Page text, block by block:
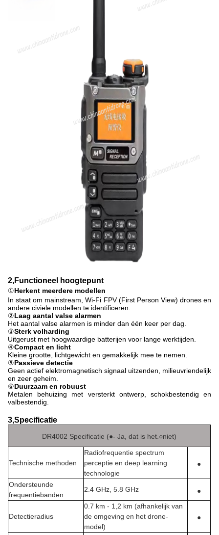
2,Functioneel hoogtepunt
①Herkent meerdere modellen
In staat om mainstream, Wi-Fi FPV (First Person View) drones en
andere civiele modellen te identificeren.
②Laag aantal valse alarmen
Het aantal valse alarmen is minder dan één keer per dag.
③Sterk volharding
Uitgerust met hoogwaardige batterijen voor lange werktijden.
④Compact en licht
Kleine grootte, lichtgewicht en gemakkelijk mee te nemen.
⑤Passieve detectie
Geen actief elektromagnetisch signaal uitzenden, milieuvriendelijk
en zeer geheim.
⑥Duurzaam en robuust
Metalen behuizing met versterkt ontwerp, schokbestendig en
valbestendig.
3,Specificatie
DR4002 Specificatie (●- Ja, dat is het. ○niet)
Technische methoden
Radiofrequentie spectrum
perceptie en deep learning
technologie
●
Ondersteunde
frequentiebanden
2.4 GHz, 5.8 GHz ●
Detectieradius
0.7 km - 1,2 km (afhankelijk van
de omgeving en het drone-
model)
●